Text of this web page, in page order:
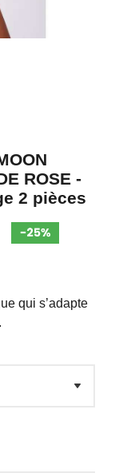
ROSE -
2 pièces
qui s’adapte